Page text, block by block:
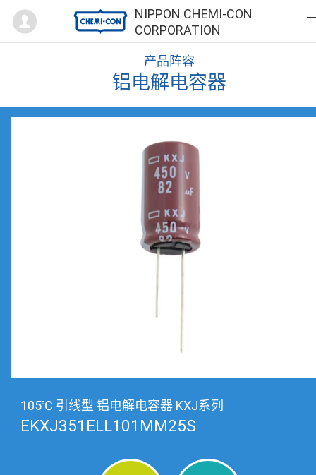
NIPPON CHEMI-CON
CORPORATION
Mypage
产品阵容
铝电解电容器
105℃ 引线型 铝电解电容器 KXJ系列
EKXJ351ELL101MM25S